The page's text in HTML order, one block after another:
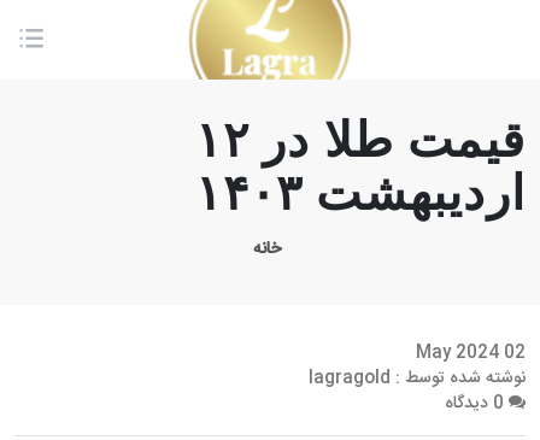
قیمت طلا در ۱۲
اردیبهشت ۱۴۰۳
خانه
02 May 2024
نوشته شده توسط : lagragold